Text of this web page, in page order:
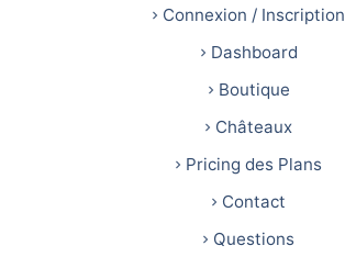
Connexion / Inscription
Dashboard
Boutique
Châteaux
Pricing des Plans
Contact
Questions